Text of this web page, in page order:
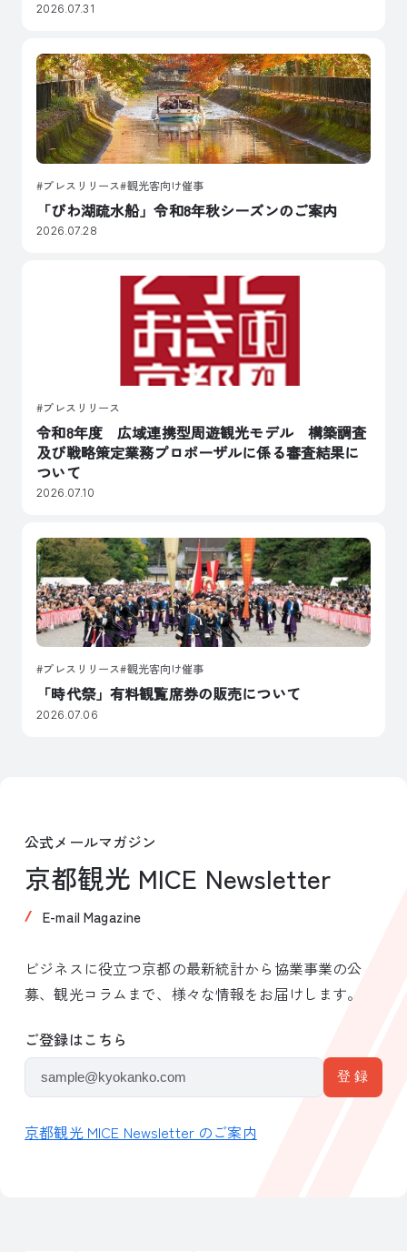
2026.07.31
プレスリリース 観光客向け催事
「びわ湖疏水船」令和8年秋シーズンのご案内
2026.07.28
プレスリリース
令和8年度 広域連携型周遊観光モデル 構築調査
及び戦略策定業務プロポーザルに係る審査結果に
ついて
2026.07.10
プレスリリース 観光客向け催事
「時代祭」有料観覧席券の販売について
2026.07.06
公式メールマガジン
京都観光 MICE Newsletter
E-mail Magazine
ビジネスに役立つ京都の最新統計から協業事業の公
募、観光コラムまで、様々な情報をお届けします。
ご登録はこちら
京都観光 MICE Newsletter のご案内